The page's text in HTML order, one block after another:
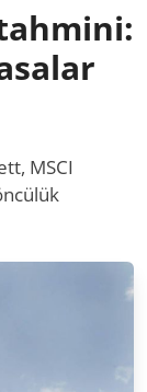
MSCI